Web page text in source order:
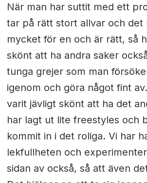
När man har suttit med ett
tar på rätt stort allvar och det
mycket för en och är rätt, så
skönt att ha andra saker
tunga grejer som man
igenom och göra något fint
varit jävligt skönt att ha det
har lagt ut lite freestyles och
kommit in i det roliga. Vi har
lekfullheten och
sidan av också, så att även